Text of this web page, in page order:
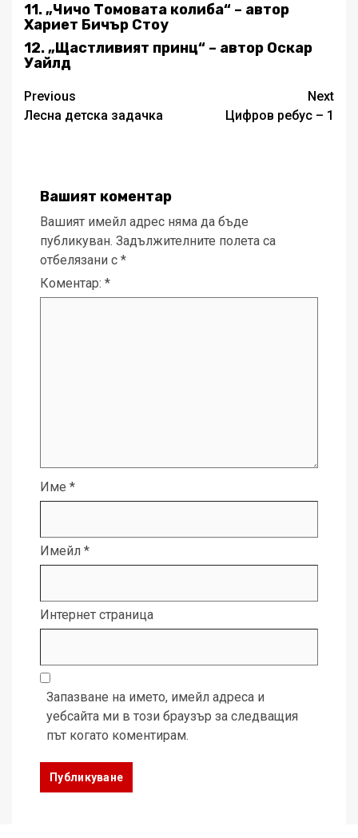
11. „Чичо Томовата колиба“ – автор
Хариет Бичър Стоу
12. „Щастливият принц“ – автор Оскар
Уайлд
Post
navigation
Previous
Лесна детска задачка
Next
Цифров ребус – 1
Вашият коментар
Вашият имейл адрес няма да бъде
публикуван. Задължителните полета са
отбелязани с *
Коментар: *
Име *
Имейл *
Интернет страница
Запазване на името, имейл адреса и
уебсайта ми в този браузър за следващия
път когато коментирам.